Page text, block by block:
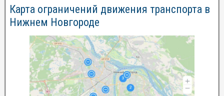
Карта ограничений движения транспорта в
Нижнем Новгороде